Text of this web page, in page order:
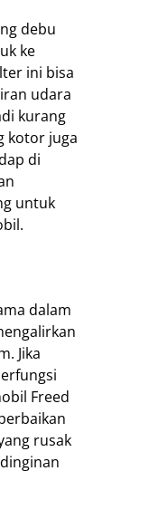
debu
ke
ini bisa
udara
kurang
kotor juga
di
untuk
dalam
Jika
Freed
rusak